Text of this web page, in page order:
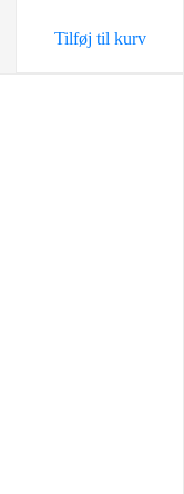
Tilføj til kurv